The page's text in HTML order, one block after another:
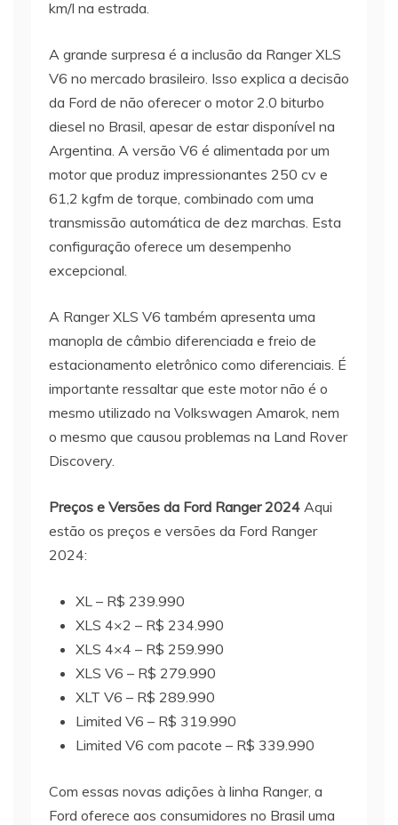
km/l na estrada.
A grande surpresa é a inclusão da Ranger XLS
V6 no mercado brasileiro. Isso explica a decisão
da Ford de não oferecer o motor 2.0 biturbo
diesel no Brasil, apesar de estar disponível na
Argentina. A versão V6 é alimentada por um
motor que produz impressionantes 250 cv e
61,2 kgfm de torque, combinado com uma
transmissão automática de dez marchas. Esta
configuração oferece um desempenho
excepcional.
A Ranger XLS V6 também apresenta uma
manopla de câmbio diferenciada e freio de
estacionamento eletrônico como diferenciais. É
importante ressaltar que este motor não é o
mesmo utilizado na Volkswagen Amarok, nem
o mesmo que causou problemas na Land Rover
Discovery.
Preços e Versões da Ford Ranger 2024 Aqui
estão os preços e versões da Ford Ranger
2024:
XL – R$ 239.990
XLS 4×2 – R$ 234.990
XLS 4×4 – R$ 259.990
XLS V6 – R$ 279.990
XLT V6 – R$ 289.990
Limited V6 – R$ 319.990
Limited V6 com pacote – R$ 339.990
Com essas novas adições à linha Ranger, a
Ford oferece aos consumidores no Brasil uma